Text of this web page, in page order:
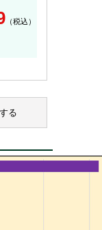
（税込）
る